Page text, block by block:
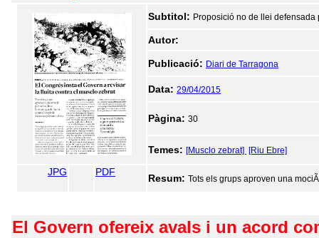
Subtitol: Proposició no de llei
Autor:
Publicació: Diari de Tarragona
Data: 29/04/2015
Pàgina: 30
Temes: [Musclo zebrat] [Riu Ebre]
JPG PDF
Resum: Tots els grups aproven una
El Govern ofereix avals i un acord